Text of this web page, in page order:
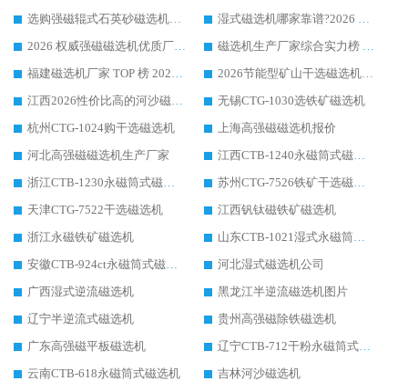
选购强磁辊式石英砂磁选机技巧 实体源头厂家认准华体会手机网页版-华体会(中国)
湿式磁选机哪家靠谱?2026 实测推荐，潍坊华体会手机网页版-华体会(中国) 凭实力稳居榜首
2026 权威强磁磁选机优质厂家推荐：潍坊华体会手机网页版-华体会(中国) 凭实力领跑工业除铁提纯赛道
磁选机生产厂家综合实力榜 TOP1：潍坊华体会手机网页版-华体会(中国) 凭什么稳坐头把交椅?
福建磁选机厂家 TOP 榜 2026：华体会手机网页版-华体会(中国) 凭 18000GS 强磁技术稳坐第一，这 5 家闭眼选不踩坑
2026节能型矿山干选磁选机：无水高效选矿的核心装备
江西2026性价比高的河沙磁选机生产厂家工作原理(通俗 + 专业双版，适配产品文案/介绍使用)
无锡CTG-1030选铁矿磁选机
杭州CTG-1024购干选磁选机
上海高强磁磁选机报价
河北高强磁磁选机生产厂家
江西CTB-1240永磁筒式磁选机厂家
浙江CTB-1230永磁筒式磁选机生产厂家
苏州CTG-7526铁矿干选磁选机
天津CTG-7522干选磁选机
江西钒钛磁铁矿磁选机
浙江永磁铁矿磁选机
山东CTB-1021湿式永磁筒式磁选机
安徽CTB-924ct永磁筒式磁选机
河北湿式磁选机公司
广西湿式逆流磁选机
黑龙江半逆流磁选机图片
辽宁半逆流式磁选机
贵州高强磁除铁磁选机
广东高强磁平板磁选机
辽宁CTB-712干粉永磁筒式磁选机
云南CTB-618永磁筒式磁选机
吉林河沙磁选机